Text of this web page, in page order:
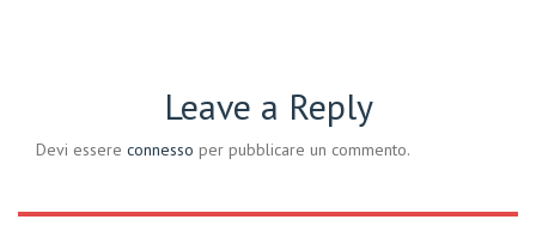
Leave a Reply
Devi essere connesso per pubblicare un commento.